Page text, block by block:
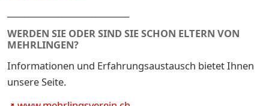
WERDEN SIE ODER SIND SIE SCHON ELTERN VON
MEHRLINGEN?
Informationen und Erfahrungsaustausch bietet Ihnen
unsere Seite.